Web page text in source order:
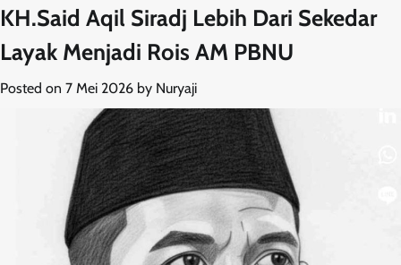
KH.Said Aqil Siradj Lebih Dari Sekedar
Layak Menjadi Rois AM PBNU
Posted on 7 Mei 2026 by Nuryaji